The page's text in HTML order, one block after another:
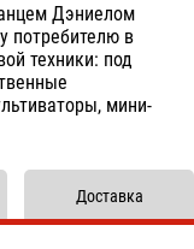
Дэниелом
потребителю в
техники: под
мини-
Доставка